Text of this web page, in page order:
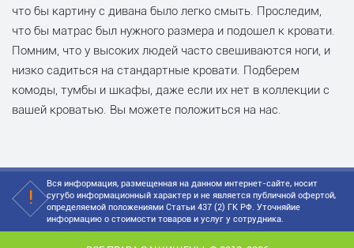
что бы картину с дивана было легко смыть. Проследим,
что бы матрас был нужного размера и подошел к кровати.
Помним, что у высоких людей часто свешиваются ноги, и
низко садиться на стандартные кровати. Подберем
комоды, тумбы и шкафы, даже если их нет в коллекции с
вашей кроватью. Вы можете положиться на нас.
Вся информация, размещенная на данном интернет-сайте, носит
сугубо информационный характер и не является публичной офертой,
определяемой положениями Статьи 437 (2) ГК РФ. Уточняйие
информацию о стоимости товаров и услуг у сотрудника.